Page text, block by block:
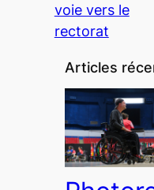
voie vers le
rectorat
Articles